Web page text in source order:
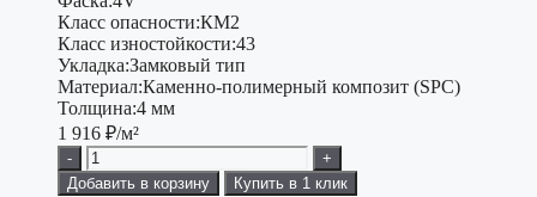
Класс опасности:КМ2
Класс изностойкости:43
Укладка:Замковый тип
Материал:Каменно-полимерный композит (SPC)
Толщина:4 мм
1 916 ₽/м²
-
+
Добавить в корзину
Купить в 1 клик